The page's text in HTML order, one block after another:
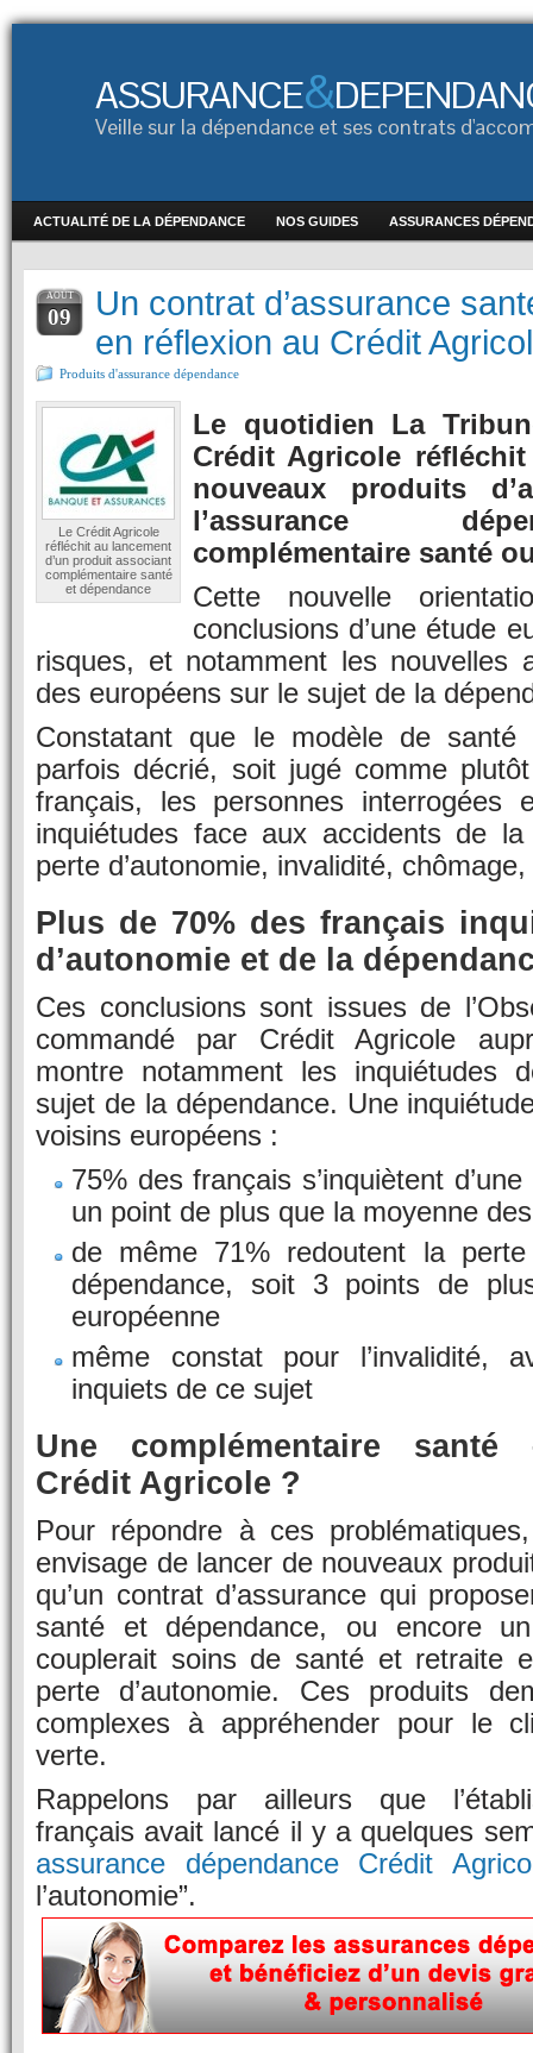
ASSURANCE&
Veille sur la dépendance et ses contrats
ACTUALITÉ DE LA DÉPENDANCE NOS GUIDES ASSURANCES
AOÛT
09
Un contrat d’assurance
en réflexion au Crédit
Produits d'assurance dépendance
Le Crédit Agricole
réfléchit au lancement
d’un produit associant
complémentaire santé
et dépendance
Le quotidien La
Crédit Agricole
nouveaux produits
l’assurance
complémentaire santé
Cette nouvelle
conclusions d’une étude
risques, et notamment les nouvelles
des européens sur le sujet de la
Constatant que le modèle de santé
parfois décrié, soit jugé comme
français, les personnes interrogées
inquiétudes face aux accidents de
perte d’autonomie, invalidité,
Plus de 70% des français
d’autonomie et de la
Ces conclusions sont issues de
commandé par Crédit Agricole
montre notamment les inquiétudes
sujet de la dépendance. Une
voisins européens :
75% des français s’inquiètent
un point de plus que la moyenne
de même 71% redoutent la perte
dépendance, soit 3 points de
européenne
même constat pour l’invalidité,
inquiets de ce sujet
Une complémentaire santé
Crédit Agricole ?
Pour répondre à ces
envisage de lancer de nouveaux
qu’un contrat d’assurance qui
santé et dépendance, ou encore
couplerait soins de santé et retraite
perte d’autonomie. Ces produits
complexes à appréhender pour le
verte.
Rappelons par ailleurs que
français avait lancé il y a quelques
assurance dépendance Crédit
l’autonomie”.